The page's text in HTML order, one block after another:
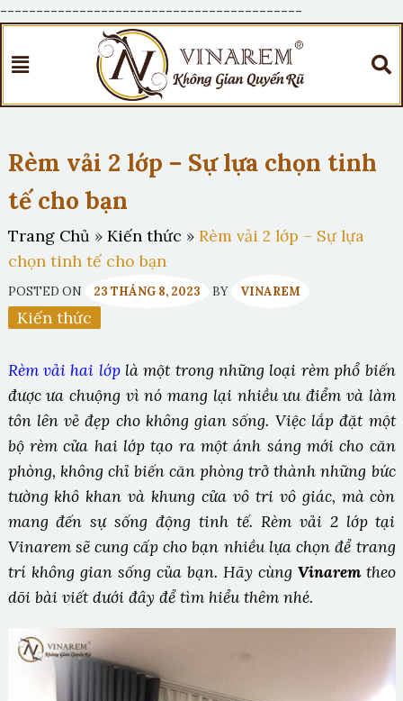
------------------------------------------
Rèm vải 2 lớp – Sự lựa chọn tinh
tế cho bạn
Trang Chủ » Kiến thức » Rèm vải 2 lớp – Sự lựa
chọn tinh tế cho bạn
POSTED ON 23 THÁNG 8, 2023 BY VINAREM
Kiến thức
Rèm vải hai lớplà một trong những loại rèm phổ biến
được ưa chuộng vì nó mang lại nhiều ưu điểm và làm
tôn lên vẻ đẹp cho không gian sống. Việc lắp đặt một
bộ rèm cửa hai lớp tạo ra một ánh sáng mới cho căn
phòng, không chỉ biến căn phòng trở thành những bức
tường khô khan và khung cửa vô tri vô giác, mà còn
mang đến sự sống động tinh tế. Rèm vải 2 lớp tại
Vinarem sẽ cung cấp cho bạn nhiều lựa chọn để trang
trí không gian sống của bạn. Hãy cùng Vinaremtheo
dõi bài viết dưới đây để tìm hiểu thêm nhé.